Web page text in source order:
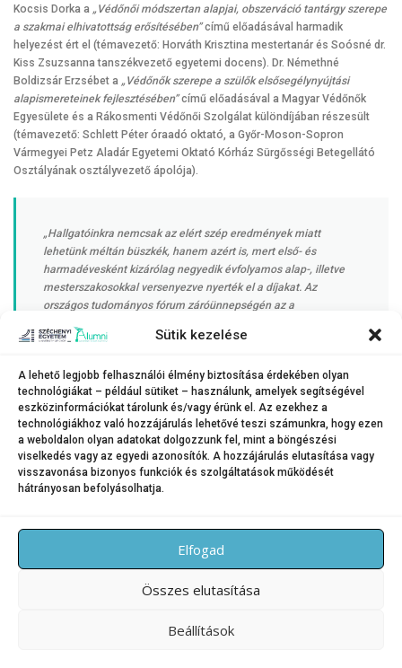
Sütik kezelése
A lehető legjobb felhasználói élmény biztosítása érdekében olyan
technológiákat – például sütiket – használunk, amelyek segítségével
eszközinformációkat tárolunk és/vagy érünk el. Az ezekhez a
technológiákhoz való hozzájárulás lehetővé teszi számunkra, hogy ezen
a weboldalon olyan adatokat dolgozzunk fel, mint a böngészési
viselkedés vagy az egyedi azonosítók. A hozzájárulás elutasítása vagy
visszavonása bizonyos funkciók és szolgáltatások működését
hátrányosan befolyásolhatja.
Elfogad
Összes elutasítása
Beállítások
Kocsis Dorka a „Védőnői módszertan alapjai, obszerváció tantárgy szerepe
a szakmai elhivatottság erősítésében”című előadásával harmadik
helyezést ért el (témavezető: Horváth Krisztina mestertanár és Soósné dr.
Kiss Zsuzsanna tanszékvezető egyetemi docens). Dr. Némethné
Boldizsár Erzsébet a „Védőnők szerepe a szülők elsősegélynyújtási
alapismereteinek fejlesztésében”című előadásával a Magyar Védőnők
Egyesülete és a Rákosmenti Védőnői Szolgálat különdíjában részesült
(témavezető: Schlett Péter óraadó oktató, a Győr-Moson-Sopron
Vármegyei Petz Aladár Egyetemi Oktató Kórház Sürgősségi Betegellátó
Osztályának osztályvezető ápolója).
„Hallgatóinkra nemcsak az elért szép eredmények miatt
lehetünk méltán büszkék, hanem azért is, mert első- és
harmadévesként kizárólag negyedik évfolyamos alap-, illetve
mesterszakosokkal versenyezve nyerték el a díjakat. Az
országos tudományos fórum záróünnepségén az a
VI. Országos Tudományos Védőnői Fórum megrendezésére. Két
– fejtette ki Soósné dr. Kiss Zsuzsanna, az Egészség- és Sporttudományi
Kar Preventív Egészségtudományi Tanszékének vezetője.
KATEGÓRIA:HÍREK